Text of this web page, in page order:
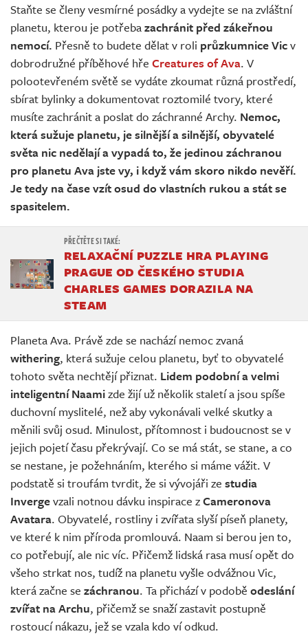
Staňte se členy vesmírné posádky a vydejte se na zvláštní
planetu, kterou je potřebazachránit před zákeřnou
nemocí. Přesně to budete dělat v roli průzkumnice Vicv
dobrodružné příběhové hře Creatures of Ava. V
polootevřeném světě se vydáte zkoumat různá prostředí,
sbírat bylinky a dokumentovat roztomilé tvory, které
musíte zachránit a poslat do záchranné Archy. Nemoc,
která sužuje planetu, je silnější a silnější, obyvatelé
světa nic nedělají a vypadá to, že jedinou záchranou
pro planetu Ava jste vy, i když vám skoro nikdo nevěří.
Je tedy na čase vzít osud do vlastních rukou a stát se
spasitelem.
RELAXAČNÍ PUZZLE HRA PLAYING
PRAGUE OD ČESKÉHO STUDIA
CHARLES GAMES DORAZILA NA
STEAM
Planeta Ava. Právě zde se nachází nemoc zvaná
withering, která sužuje celou planetu, byť to obyvatelé
tohoto světa nechtějí přiznat. Lidem podobní a velmi
inteligentní Naamizde žijí už několik staletí a jsou spíše
duchovní myslitelé, než aby vykonávali velké skutky a
měnili svůj osud. Minulost, přítomnost i budoucnost se v
jejich pojetí času překrývají. Co se má stát, se stane, a co
se nestane, je požehnáním, kterého si máme vážit. V
podstatě si troufám tvrdit, že si vývojáři ze studia
Invergevzali notnou dávku inspirace zCameronova
Avatara. Obyvatelé, rostliny i zvířata slyší píseň planety,
ve které k nim příroda promlouvá. Naam si berou jen to,
co potřebují, ale nic víc. Přičemž lidská rasa musí opět do
všeho strkat nos, tudíž na planetu vyšle odvážnou Vic,
která začne se záchranou. Ta přichází v podobě odeslání
zvířat na Archu, přičemž se snaží zastavit postupně
rostoucí nákazu, jež se vzala kdo ví odkud.